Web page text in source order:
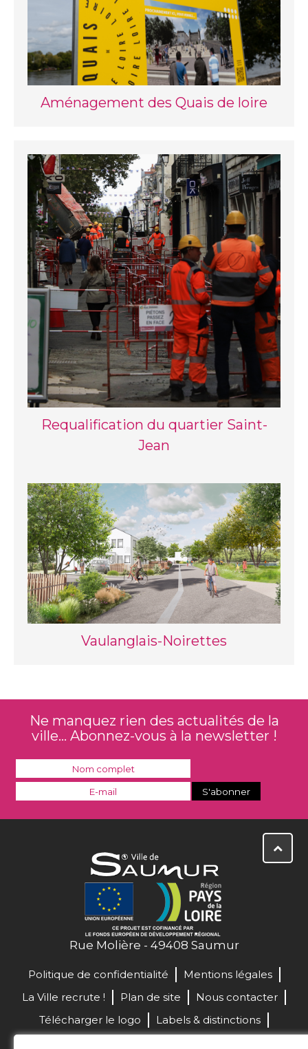
Aménagement des Quais de loire
Requalification du quartier Saint-
Jean
Vaulanglais-Noirettes
Ne manquez rien des actualités de la
ville... Abonnez-vous à la newsletter !
Rue Molière - 49408 Saumur
Politique de confidentialité
Mentions légales
La Ville recrute !
Plan de site
Nous contacter
Télécharger le logo
Labels & distinctions